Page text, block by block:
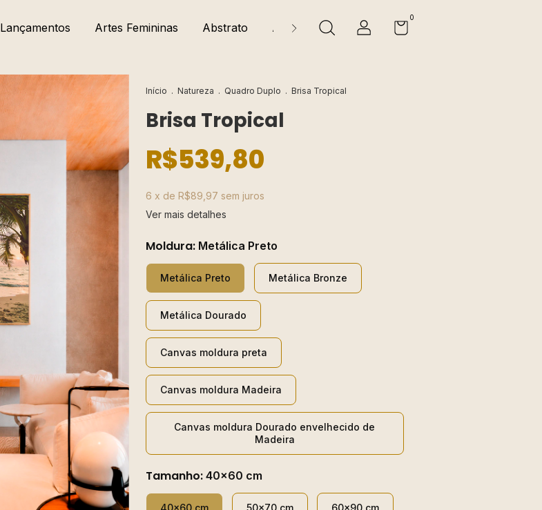
Lançamentos Artes Femininas Abstrato Animais Religiosos
0
Início . Natureza . Quadro Duplo . Brisa Tropical
Brisa Tropical
R$539,80
6 x de R$89,97 sem juros
Ver mais detalhes
Moldura: Metálica Preto
Metálica Preto Metálica Bronze
Metálica Dourado
Canvas moldura preta
Canvas moldura Madeira
Canvas moldura Dourado envelhecido de
Madeira
Tamanho: 40x60 cm
40x60 cm 50x70 cm 60x90 cm